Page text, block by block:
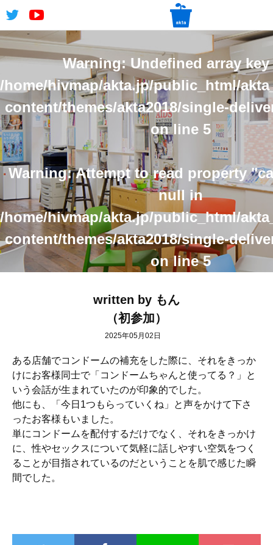
Warning: Undefined array key
/home/hivmap/akta.jp/public_html/
content/themes/akta2018/single-
on line 5
Warning: Attempt to read property
null in
/home/hivmap/akta.jp/public_html/
content/themes/akta2018/single-
on line5
written by もん
（初参加）
2025年05月02日
ある店舗でコンドームの補充をした際に、 それをきっか
けにお客様同士で「コンドームちゃんと使ってる？」
と
いう会話が生まれていたのが印象的でした。
他にも、「 今日1つもらっていくね」
と声をかけて下さ
ったお客様もいました。
単にコンドームを配付するだけでなく、それをきっかけ
に、性やセックスについて気軽に話しやすい空気をつく
ることが目指さ れているのだということを肌で感じた瞬
間でした。